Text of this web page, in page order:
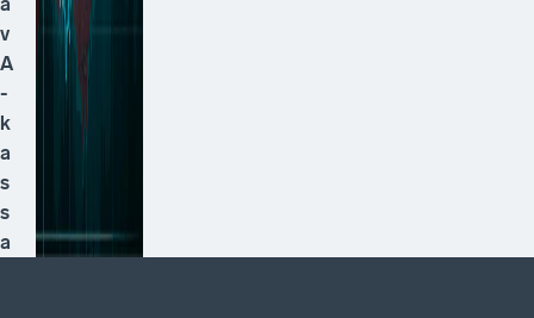
v
A
-
k
a
s
s
a